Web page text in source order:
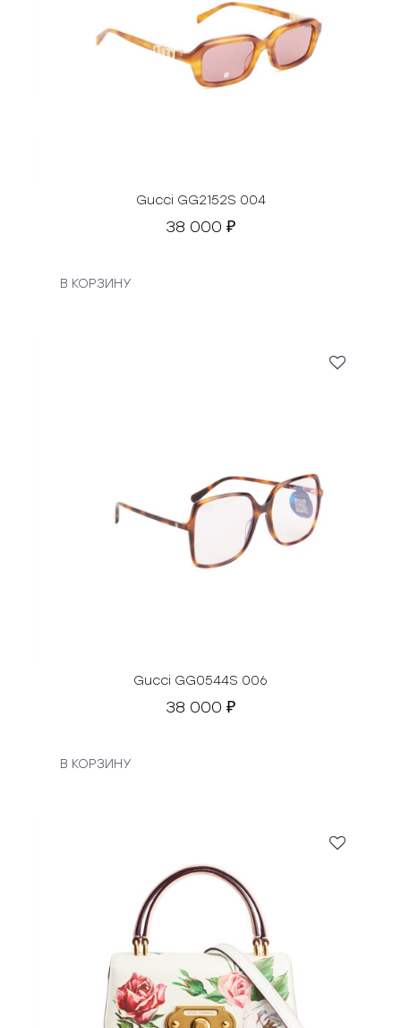
Gucci GG2152S 004
38 000 ₽
В КОРЗИНУ
Gucci GG0544S 006
38 000 ₽
В КОРЗИНУ